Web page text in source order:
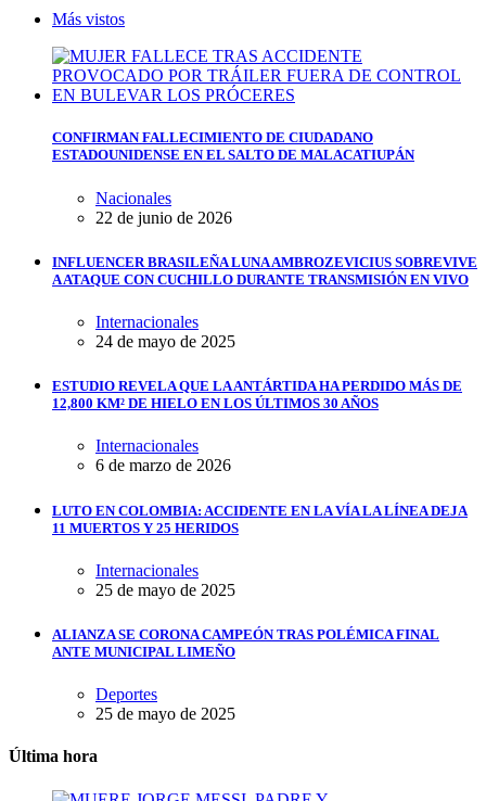
Más vistos
CONFIRMAN FALLECIMIENTO DE CIUDADANO
ESTADOUNIDENSE EN EL SALTO DE MALACATIUPÁN
Nacionales
22 de junio de 2026
INFLUENCER BRASILEÑA LUNA AMBROZEVICIUS SOBREVIVE
A ATAQUE CON CUCHILLO DURANTE TRANSMISIÓN EN VIVO
Internacionales
24 de mayo de 2025
ESTUDIO REVELA QUE LA ANTÁRTIDA HA PERDIDO MÁS DE
12,800 KM² DE HIELO EN LOS ÚLTIMOS 30 AÑOS
Internacionales
6 de marzo de 2026
LUTO EN COLOMBIA: ACCIDENTE EN LA VÍA LA LÍNEA DEJA
11 MUERTOS Y 25 HERIDOS
Internacionales
25 de mayo de 2025
ALIANZA SE CORONA CAMPEÓN TRAS POLÉMICA FINAL
ANTE MUNICIPAL LIMEÑO
Deportes
25 de mayo de 2025
Última hora